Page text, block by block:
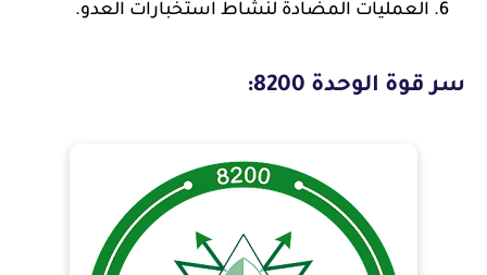
العمليات المضادة لنشاط استخبارات العدو.
سر قوة الوحدة 8200: